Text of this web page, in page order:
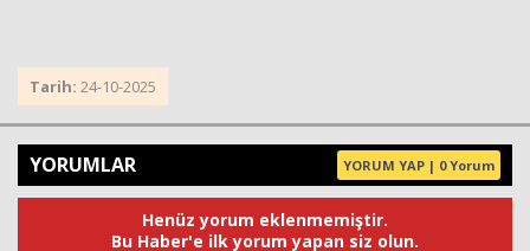
Tarih: 24-10-2025
YORUMLAR YORUM YAP | 0 Yorum
Henüz yorum eklenmemiştir.
Bu Haber'e ilk yorum yapan siz olun.